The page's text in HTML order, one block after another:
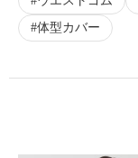
体型カバー